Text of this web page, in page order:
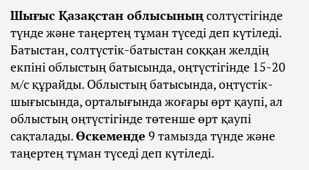
Шығыс Қазақстан облысыныңсолтүстігінде
түнде және таңертең тұман түседі деп күтіледі.
Батыстан, солтүстік-батыстан соққан желдің
екпіні облыстың батысында, оңтүстігінде 15-20
м/с құрайды. Облыстың батысында, оңтүстік-
шығысында, орталығында жоғары өрт қаупі, ал
облыстың оңтүстігінде төтенше өрт қаупі
сақталады.Өскеменде 9 тамызда түнде және
таңертең тұман түседі деп күтіледі.